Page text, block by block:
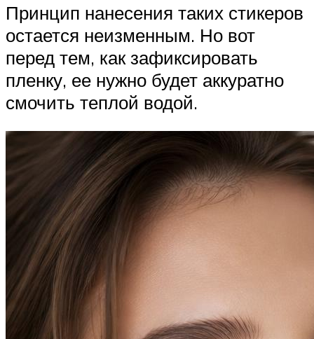
Принцип нанесения таких стикеров
остается неизменным. Но вот
перед тем, как зафиксировать
пленку, ее нужно будет аккуратно
смочить теплой водой.